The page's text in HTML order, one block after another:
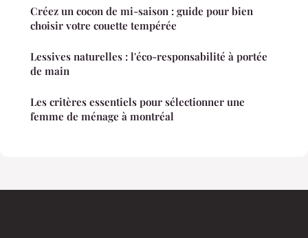
Créez un cocon de mi-saison : guide pour bien
choisir votre couette tempérée
Lessives naturelles : l'éco-responsabilité à portée
de main
Les critères essentiels pour sélectionner une
femme de ménage à montréal